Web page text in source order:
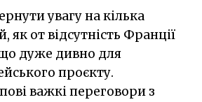
увагу на кілька
як от відсутність Франції
що дуже дивно для
проєкту.
важкі переговори з